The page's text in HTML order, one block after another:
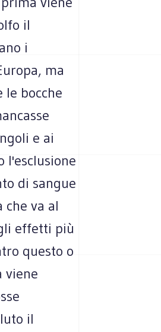
il
i
ma
bocche
e ai
l'esclusione
di sangue
va al
effetti più
questo o
viene
il